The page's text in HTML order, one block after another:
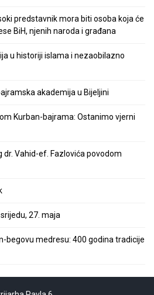
predstavnik mora biti osoba koja će
BiH, njenih naroda i građana
u historiji islama i nezaobilazno
akademija u Bijeljini
Kurban-bajrama: Ostanimo vjerni
Vahid-ef. Fazlovića povodom
27. maja
begovu medresu: 400 godina tradicije